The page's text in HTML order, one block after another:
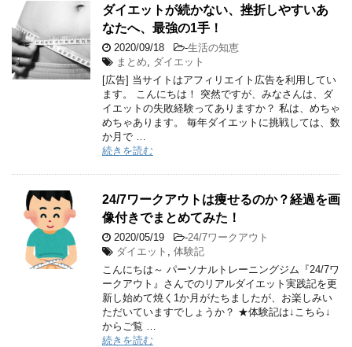
ダイエットが続かない、挫折しやすいあ
なたへ、最強の1手！
2020/09/18 -生活の知恵
まとめ
ダイエット
[広告] 当サイトはアフィリエイト広告を利用してい
ます。 こんにちは！ 突然ですが、みなさんは、ダ
イエットの失敗経験ってありますか？ 私は、めちゃ
めちゃあります。 毎年ダイエットに挑戦しては、数
か月で …
続きを読む
24/7ワークアウトは痩せるのか？経過を画
像付きでまとめてみた！
2020/05/19 -24/7ワークアウト
ダイエット
体験記
こんにちは～ パーソナルトレーニングジム『24/7ワ
ークアウト』さんでのリアルダイエット実践記を更
新し始めて焼く1か月がたちましたが、お楽しみい
ただいていますでしょうか？ ★体験記は↓こちら↓
からご覧 …
続きを読む